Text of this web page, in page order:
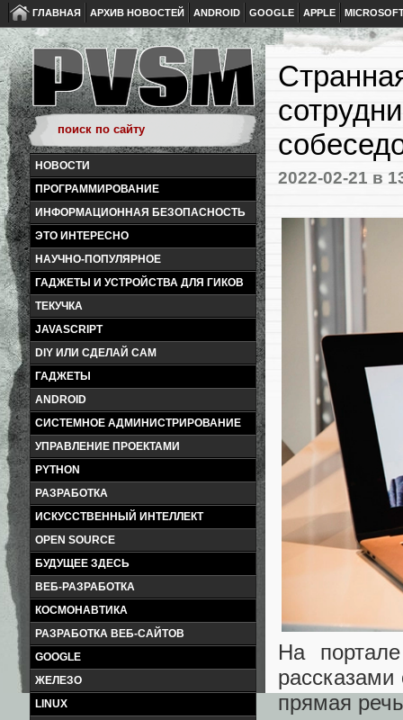
ГЛАВНАЯ АРХИВ НОВОСТЕЙ ANDROID GOOGLE APPLE
НОВОСТИ
ПРОГРАММИРОВАНИЕ
ИНФОРМАЦИОННАЯ БЕЗОПАСНОСТЬ
ЭТО ИНТЕРЕСНО
НАУЧНО-ПОПУЛЯРНОЕ
ГАДЖЕТЫ И УСТРОЙСТВА ДЛЯ ГИКОВ
ТЕКУЧКА
JAVASCRIPT
DIY ИЛИ СДЕЛАЙ САМ
ГАДЖЕТЫ
ANDROID
СИСТЕМНОЕ АДМИНИСТРИРОВАНИЕ
УПРАВЛЕНИЕ ПРОЕКТАМИ
PYTHON
РАЗРАБОТКА
ИСКУССТВЕННЫЙ ИНТЕЛЛЕКТ
OPEN SOURCE
БУДУЩЕЕ ЗДЕСЬ
ВЕБ-РАЗРАБОТКА
КОСМОНАВТИКА
РАЗРАБОТКА ВЕБ-САЙТОВ
GOOGLE
ЖЕЛЕЗО
LINUX
2022-02-21 в
На
прямая